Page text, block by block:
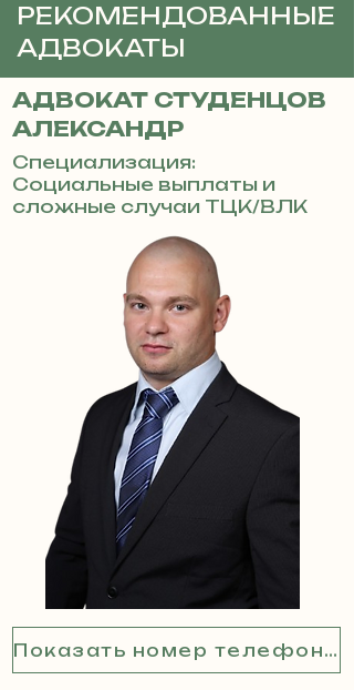
РЕКОМЕНДОВАННЫЕ
АДВОКАТЫ
АДВОКАТ СТУДЕНЦОВ
АЛЕКСАНДР
Специализация:
Социальные выплаты и
сложные случаи ТЦК/ВЛК
Показать номер телефона